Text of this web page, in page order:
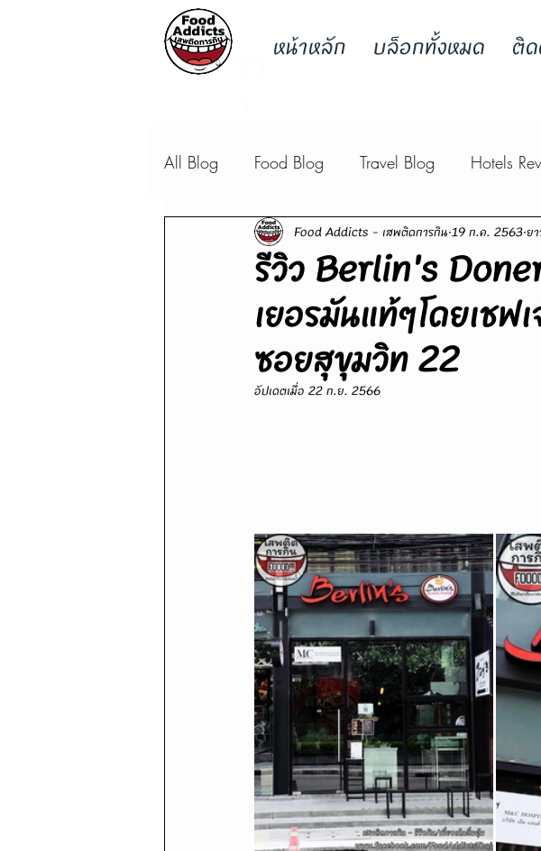
หน้าหลัก บล็อกทั้งหมด ติ
All Blog Food Blog Travel Blog Hotels
รีวิว Berlin's
เยอรมันแท้ๆโดยเชฟ
ซอยสุขุมวิท 22
Food Addicts - เสพติดการกิน 19 ก.ค. 2563ย
อัปเดตเมื่อ 22 ก.ย. 2566